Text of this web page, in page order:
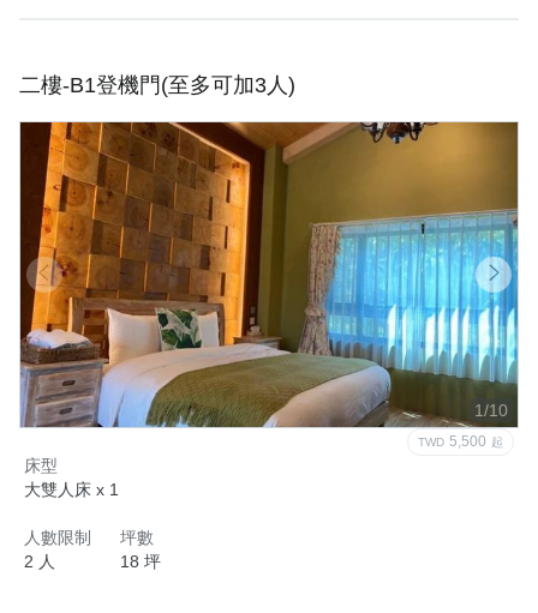
二樓-B1登機門(至多可加3人)
1/10
TWD 5,500 起
床型
大雙人床 x 1
人數限制
2 人
坪數
18 坪